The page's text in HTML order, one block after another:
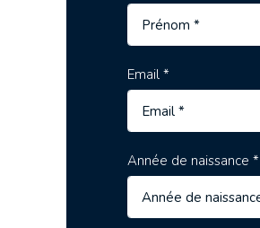
Email *
Année de naissance *